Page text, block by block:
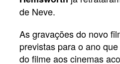
de Neve.
As gravações do novo
previstas para o ano
do filme aos cinemas